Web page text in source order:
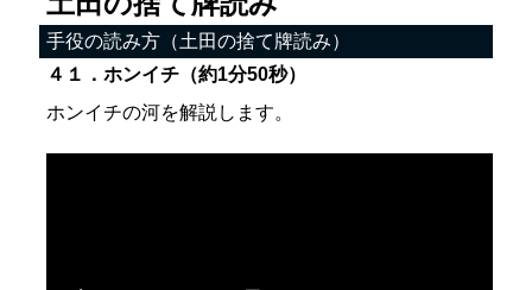
手役の読み方（土田の捨て牌読み）
４１．ホンイチ（約1分50秒）
ホンイチの河を解説します。